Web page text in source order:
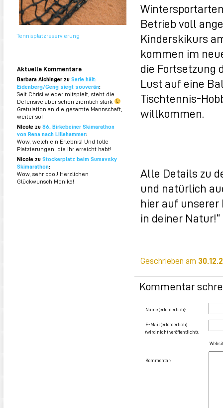
Tennisplatzreservierung
Aktuelle Kommentare
Barbara Aichinger zu Serie hält:
Eidenberg/Geng siegt souverän:
Seit Chrisi wieder mitspielt, steht die
Defensive aber schon ziemlich stark
Gratulation an die gesamte Mannschaft,
weiter so!
NIcole zu 86. Birkebeiner Skimarathon
von Rena nach Lillehammer:
Wow, welch ein Erlebnis! Und tolle
Platzierungen, die Ihr erreicht habt!
Nicole zu Stockerplatz beim Sumavsky
Skimarathon:
Wow, sehr cool! Herzlichen
Glückwunsch Monika!
Betrieb voll
Kinderskikurs
kommen im
die Fortsetzung
Lust auf eine
Tischtennis-
willkommen.
Alle Details zu
und natürlich
hier auf unserer
in deiner Natur!“
Geschrieben am
Kommentar
Name (erforderlich):
E-Mail (erforderlich)
(wird nicht veröffentlicht):
Kommentar: